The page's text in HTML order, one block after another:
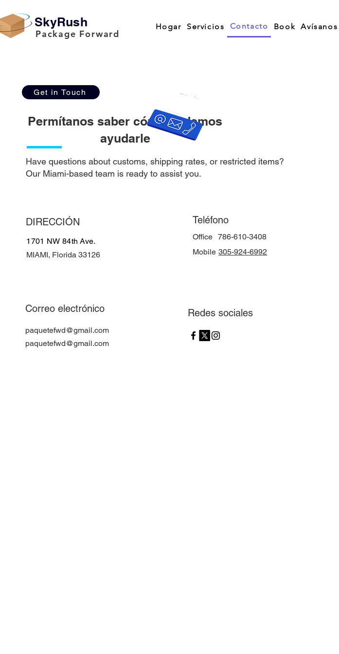
Hogar Servicios Contacto Book Avísanos
SkyRush
Package Forward
Get in Touch
Permítanos saber cómo podemos
ayudarle
Have questions about customs, shipping rates, or restricted items?
Our Miami-based team is ready to assist you.
DIRECCIÓN
1701 NW 84th Ave.
MIAMI, Florida 33126
Correo electrónico
paquetefwd@gmail.com
paquetefwd@gmail.com
Teléfono
Office 786-610-3408
Mobile 305-924-6992
Redes sociales